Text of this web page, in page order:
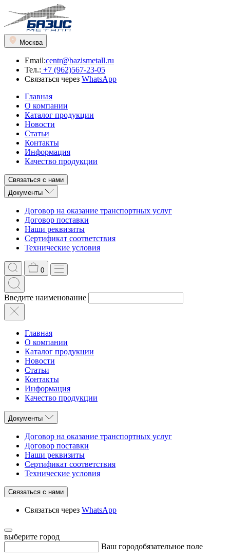
Москва
Email:centr@bazismetall.ru
Тел.: +7 (962)567-23-05
Связаться через WhatsApp
Главная
О компании
Каталог продукции
Новости
Статьи
Контакты
Информация
Качество продукции
Связаться с нами
Документы
Договор на оказание транспортных услуг
Договор поставки
Наши реквизиты
Сертификат соответствия
Технические условия
0
Введите наименование
Главная
О компании
Каталог продукции
Новости
Статьи
Контакты
Информация
Качество продукции
Документы
Договор на оказание транспортных услуг
Договор поставки
Наши реквизиты
Сертификат соответствия
Технические условия
Связаться с нами
Связаться через WhatsApp
выберите город
Ваш городобязательное поле